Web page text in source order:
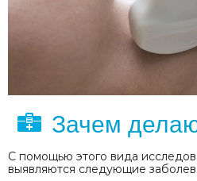
Зачем
С помощью этого вида
выявляются следующие